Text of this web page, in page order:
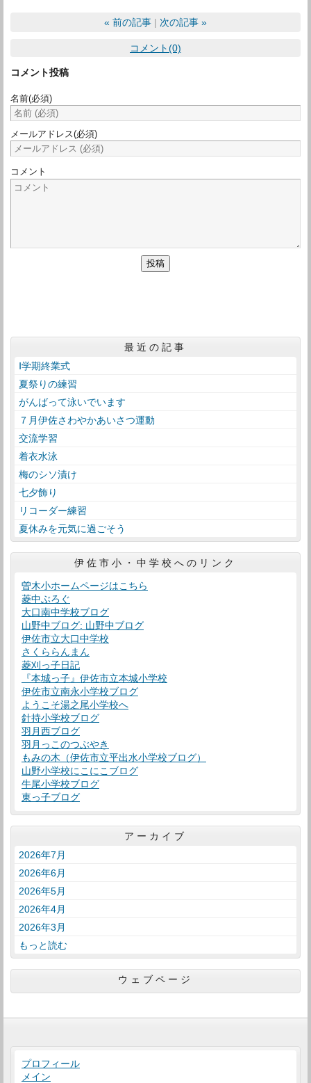
« 前の記事 次の記事 »
コメント(0)
コメント投稿
名前(必須)
メールアドレス(必須)
コメント
最近の記事
Ⅰ学期終業式
夏祭りの練習
がんばって泳いでいます
７月伊佐さわやかあいさつ運動
交流学習
着衣水泳
梅のシソ漬け
七夕飾り
リコーダー練習
夏休みを元気に過ごそう
伊佐市小・中学校へのリンク
曽木小ホームページはこちら
菱中ぶろぐ
大口南中学校ブログ
山野中ブログ: 山野中ブログ
伊佐市立大口中学校
さくららんまん
菱刈っ子日記
『本城っ子』伊佐市立本城小学校
伊佐市立南永小学校ブログ
ようこそ湯之尾小学校へ
針持小学校ブログ
羽月西ブログ
羽月っこのつぶやき
もみの木（伊佐市立平出水小学校ブログ）
山野小学校にこにこブログ
牛尾小学校ブログ
東っ子ブログ
アーカイブ
2026年7月
2026年6月
2026年5月
2026年4月
2026年3月
もっと読む
ウェブページ
プロフィール
メイン